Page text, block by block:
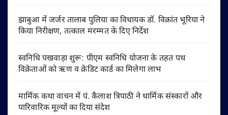
झाबुआ में जर्जर तालाब पुलिया का विधायक डॉ. विक्रांत भूरिया ने
किया निरीक्षण, तत्काल मरम्मत के दिए निर्देश
स्वनिधि पखवाड़ा शुरू: पीएम स्वनिधि योजना के तहत पथ
विक्रेताओं को ऋण व क्रेडिट कार्ड का मिलेगा लाभ
मार्मिक कथा वाचन में पं. कैलाश त्रिपाठी ने धार्मिक संस्कारों और
पारिवारिक मूल्यों का दिया संदेश